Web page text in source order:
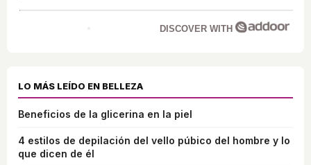
DISCOVER WITH
LO MÁS LEÍDO EN BELLEZA
Beneficios de la glicerina en la piel
4 estilos de depilación del vello púbico del hombre y lo
que dicen de él